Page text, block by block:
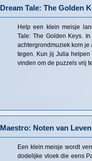
Dream Tale: The Golden
Help een klein meisje
Tale: The Golden Keys.
achtergrondmuziek kom
tegen. Kun jij Julia
vinden om de puzzels vrij
Maestro: Noten van Leven
Een klein meisje wordt
dodelijke vloek die eens